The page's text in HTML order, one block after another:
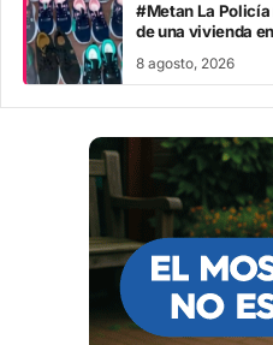
#Metan La
de una vivienda
8 agosto, 2026